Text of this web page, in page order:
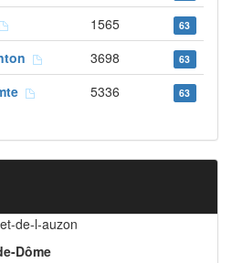
1565 63
3698 63
5336 63
de-l-auzon
Dôme